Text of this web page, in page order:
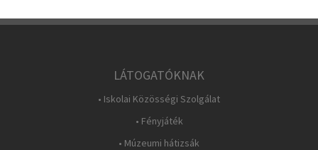
LÁTOGATÓKNAK
• Iskolai Közösségi Szolgálat
• Fényjáték
• Múzeumi hátizsák